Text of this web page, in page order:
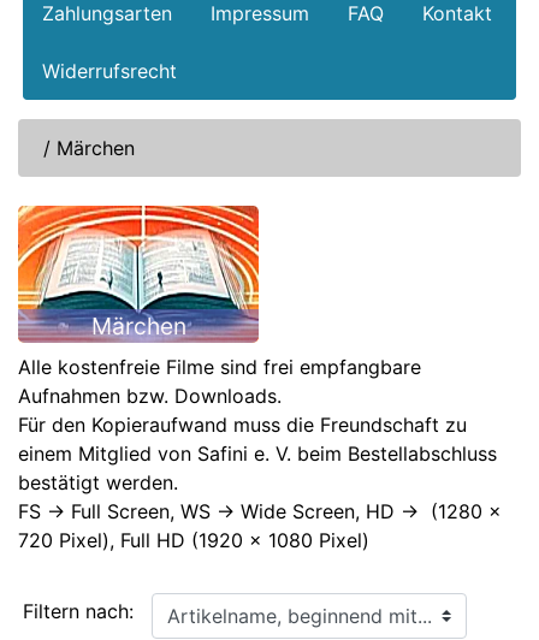
Zahlungsarten Impressum FAQ Kontakt
Widerrufsrecht
/ Märchen
Märchen
Alle kostenfreie Filme sind frei empfangbare
Aufnahmen bzw. Downloads.
Für den Kopieraufwand muss die Freundschaft zu
einem Mitglied von Safini e. V. beim Bestellabschluss
bestätigt werden.
FS -> Full Screen, WS -> Wide Screen, HD -> (1280 x
720 Pixel), Full HD (1920 x 1080 Pixel)
Filtern nach: Artikelname, beginnend mit...